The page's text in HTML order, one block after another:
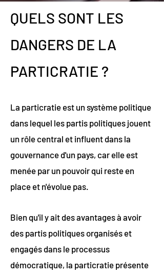
QUELS SONT LES
DANGERS DE LA
PARTICRATIE ?
La particratie est un système politique
dans lequel les partis politiques jouent
un rôle central et influent dans la
gouvernance d'un pays, car elle est
menée par un pouvoir qui reste en
place et n'évolue pas.
Bien qu'il y ait des avantages à avoir
des partis politiques organisés et
engagés dans le processus
démocratique, la particratie présente